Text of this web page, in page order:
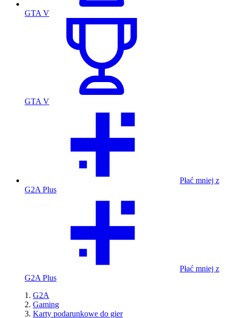
GTA V
GTA V
Płać mniej z
G2A Plus
Płać mniej z
G2A Plus
G2A
Gaming
Karty podarunkowe do gier